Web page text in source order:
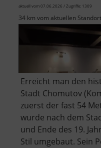
aktuell vom 07.06.2026 / Zugriffe: 1309
34 km vom aktuellen Standort
Erreicht man den
Stadt Chomutov
zuerst der fast 54
wurde nach dem
und Ende des 19.
Stil umgebaut. Sein